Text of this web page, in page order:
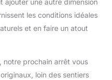
ajouter une autre dimension
les conditions idéales
et en faire un atout
notre prochain arrêt vous
loin des sentiers